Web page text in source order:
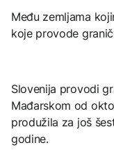
Među zemljama
koje provode
Slovenija provodi
Mađarskom od
produžila za još
godine.